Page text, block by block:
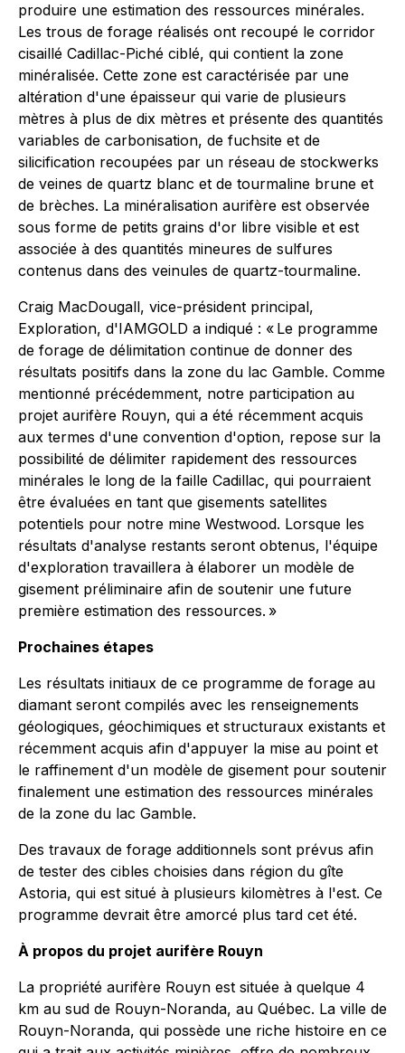
produire une estimation des ressources minérales.
Les trous de forage réalisés ont recoupé le corridor
cisaillé Cadillac-Piché ciblé, qui contient la zone
minéralisée. Cette zone est caractérisée par une
altération d'une épaisseur qui varie de plusieurs
mètres à plus de dix mètres et présente des quantités
variables de carbonisation, de fuchsite et de
silicification recoupées par un réseau de stockwerks
de veines de quartz blanc et de tourmaline brune et
de brèches. La minéralisation aurifère est observée
sous forme de petits grains d'or libre visible et est
associée à des quantités mineures de sulfures
contenus dans des veinules de quartz-tourmaline.
Craig MacDougall, vice-président principal,
Exploration, d'IAMGOLD a indiqué : « Le programme
de forage de délimitation continue de donner des
résultats positifs dans la zone du lac Gamble. Comme
mentionné précédemment, notre participation au
projet aurifère Rouyn, qui a été récemment acquis
aux termes d'une convention d'option, repose sur la
possibilité de délimiter rapidement des ressources
minérales le long de la faille Cadillac, qui pourraient
être évaluées en tant que gisements satellites
potentiels pour notre mine Westwood. Lorsque les
résultats d'analyse restants seront obtenus, l'équipe
d'exploration travaillera à élaborer un modèle de
gisement préliminaire afin de soutenir une future
première estimation des ressources. »
Prochaines étapes
Les résultats initiaux de ce programme de forage au
diamant seront compilés avec les renseignements
géologiques, géochimiques et structuraux existants et
récemment acquis afin d'appuyer la mise au point et
le raffinement d'un modèle de gisement pour soutenir
finalement une estimation des ressources minérales
de la zone du lac Gamble.
Des travaux de forage additionnels sont prévus afin
de tester des cibles choisies dans région du gîte
Astoria, qui est situé à plusieurs kilomètres à l'est. Ce
programme devrait être amorcé plus tard cet été.
À propos du projet aurifère Rouyn
La propriété aurifère Rouyn est située à quelque 4
km au sud de Rouyn-Noranda, au Québec. La ville de
Rouyn-Noranda, qui possède une riche histoire en ce